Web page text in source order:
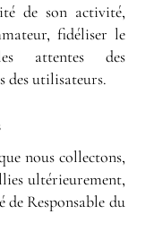
de son activité,
fidéliser le
attentes des
des utilisateurs.
nous collectons,
ultérieurement,
de Responsable du